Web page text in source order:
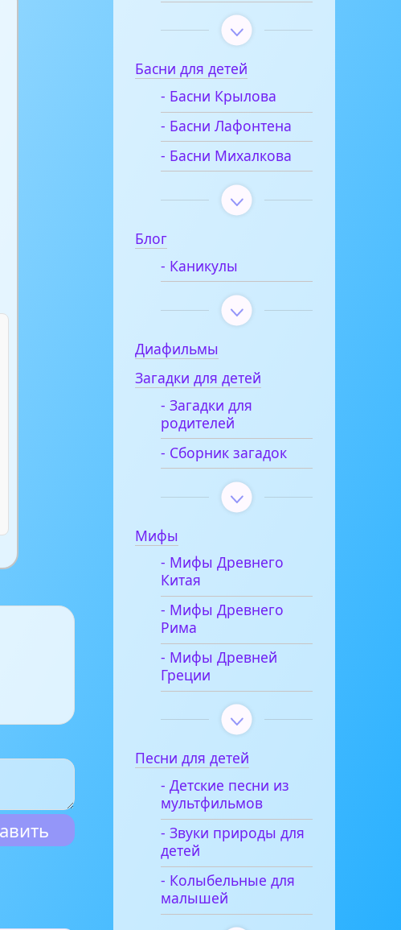
Басни для детей
- Басни Крылова
- Басни Лафонтена
- Басни Михалкова
Блог
- Каникулы
Диафильмы
Загадки для детей
- Загадки для
родителей
- Сборник загадок
Мифы
- Мифы Древнего
Китая
- Мифы Древнего
Рима
- Мифы Древней
Греции
Песни для детей
- Детские песни из
мультфильмов
- Звуки природы для
детей
- Колыбельные для
малышей